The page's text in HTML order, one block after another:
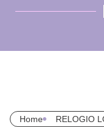
Home RELOGIO